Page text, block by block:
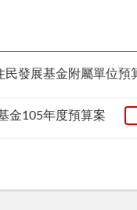
民發展基金附屬單位
金105年度預算案